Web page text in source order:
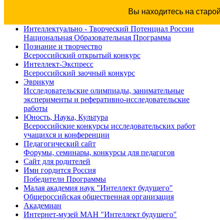
Вы находитесь на
Интеллектуально - Творческий Потенциал России
Национальная Образовательная Программа
Познание и творчество
Всероссийский открытый конкурс
Интеллект-Экспресс
Всероссийский заочный конкурс
Эврикум
Исследовательские олимпиады, занимательные
эксперименты и реферативно-исследовательские
работы
Юность, Наука, Культура
Всероссийские конкурсы исследовательских работ
учащихся и конференции
Педагогический сайт
Форумы, семинары, конкурсы для педагогов
Сайт для родителей
Ими гордится Россия
Победители Программы
Малая академия наук "Интеллект будущего"
Общероссийская общественная организация
Академиан
Интернет-музей МАН "Интеллект будущего"